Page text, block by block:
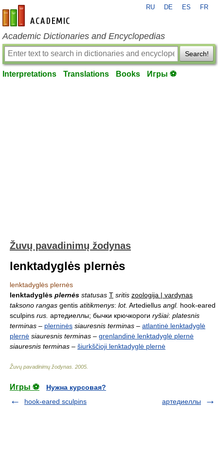
en-academic.com
RU DE ES FR
Academic Dictionaries and Encyclopedias
Search!
Interpretations Translations Books Игры ⚽
Žuvų pavadinimų žodynas
lenktadyglės plernės
lenktadyglės plernės
lenktadyglės plernės statusas T sritis zoologija | vardynas
taksono rangas gentis atitikmenys: lot. Artediellus angl. hook-eared
sculpins rus. артедиеллы; бычки крючкороги ryšiai: platesnis
terminas – plerninės siauresnis terminas – atlantinė lenktadyglė
plernė siauresnis terminas – grenlandinė lenktadyglė plernė
siauresnis terminas – šiurkščioji lenktadyglė plernė
Žuvų pavadinimų žodynas 2005
Игры ⚽
Нужна курсовая?
hook-eared sculpins
артедиеллы